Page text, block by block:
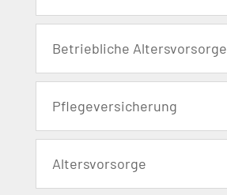
Betriebliche Altersvorsorge
Pflegeversicherung
Altersvorsorge